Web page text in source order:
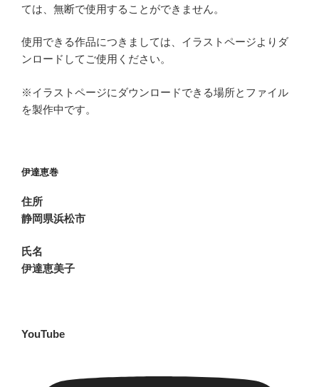
ては、無断で使用することができません。
使用できる作品につきましては、イラストページよりダ
ンロードしてご使用ください。
※イラストページにダウンロードできる場所とファイル
を製作中です。
伊達恵巻
住所
静岡県浜松市
氏名
伊達恵美子
YouTube